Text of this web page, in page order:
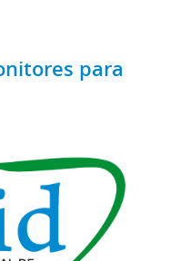
para